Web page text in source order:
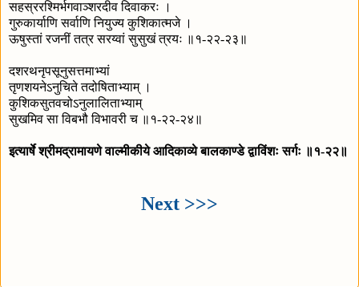
सहस्ररश्मिर्भगवाञ्शरदीव दिवाकरः ।
गुरुकार्याणि सर्वाणि नियुज्य कुशिकात्मजे ।
ऊषुस्तां रजनीं तत्र सरय्वां सुसुखं त्रयः ॥१-२२-२३॥
दशरथनृपसूनुसत्तमाभ्यां
तृणशयनेऽनुचिते तदोषिताभ्याम् ।
कुशिकसुतवचोऽनुलालिताभ्याम्
सुखमिव सा विबभौ विभावरी च ॥१-२२-२४॥
इत्यार्षे श्रीमद्रामायणे वाल्मीकीये आदिकाव्ये बालकाण्डे द्वाविंशः सर्गः ॥१-२२॥
Next >>>